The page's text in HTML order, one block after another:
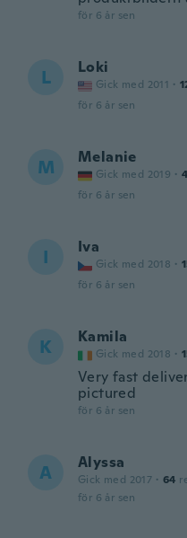
för 6 år sen
L Loki
Gick med 2011 ·
för 6 år sen
M Melanie
Gick med 2019 ·
för 6 år sen
I Iva
Gick med 2018 ·
för 6 år sen
K Kamila
Gick med 2018 ·
Very fast
pictured
för 6 år sen
A Alyssa
Gick med 2017 · 64
för 6 år sen